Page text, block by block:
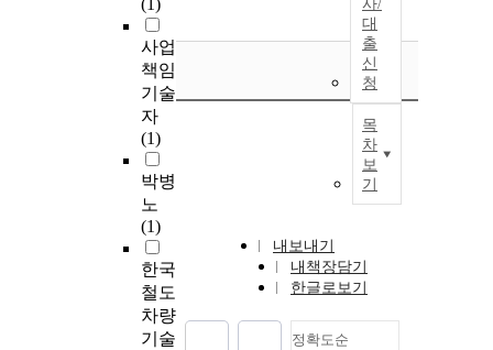
(1)
사업
책임
기술
자
(1)
박병
노
(1)
한국
철도
차량
기술
사/
대
출
신
청
목
차
보
기
내보내기
내책장담기
한글로보기
정확도순